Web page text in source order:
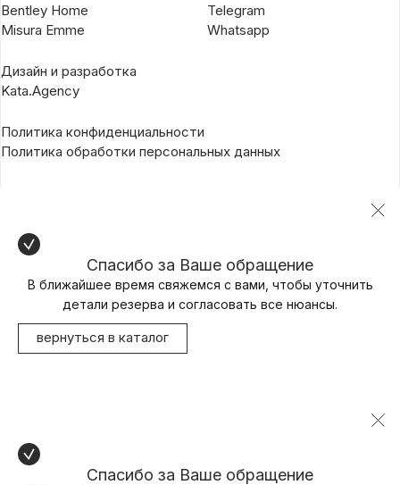
Bentley Home
Misura Emme
Telegram
Whatsapp
Дизайн и разработка
Kata.Agency
Политика конфиденциальности
Политика обработки персональных данных
Спасибо за Ваше обращение
В ближайшее время свяжемся с вами, чтобы уточнить
детали резерва и согласовать все нюансы.
вернуться в каталог
Спасибо за Ваше обращение